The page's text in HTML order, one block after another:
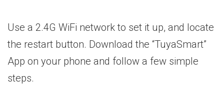
Use a 2.4G WiFi network to set it up, and locate
the restart button. Download the “TuyaSmart”
App on your phone and follow a few simple
steps.